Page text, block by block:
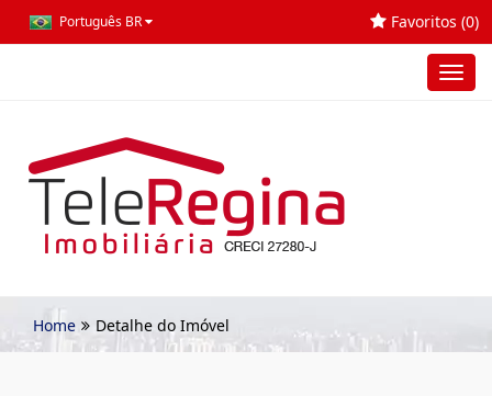
Português BR Favoritos (0)
Home Detalhe do Imóvel